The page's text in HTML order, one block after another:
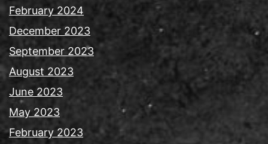
February 2024
December 2023
September 2023
August 2023
June 2023
May 2023
February 2023